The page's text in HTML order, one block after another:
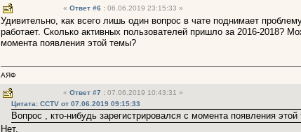
« Ответ #6 : 06.06.2019 23:15:33 »
Удивительно, как всего лишь один вопрос в чате поднимает
работает. Сколько активных пользователей пришло за 2016-2018?
момента появления этой темы?
АЯФ
« Ответ #7 : 07.06.2019 10:43:31 »
Цитата: CCTV от 07.06.2019 09:15:33
Вопрос , кто-нибудь зарегистрировался с момента появления
Нет.